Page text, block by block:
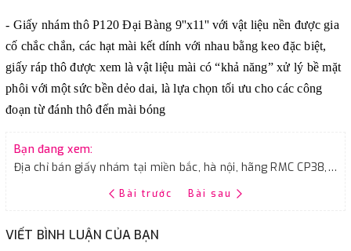
- Giấy nhám thô P120 Đại Bàng 9''x11'' với vật liệu nền được gia
cố chắc chắn, các hạt mài kết dính với nhau bằng keo đặc biệt,
giấy ráp thô được xem là vật liệu mài có “khả năng” xử lý bề mặt
phôi với một sức bền dẻo dai, là lựa chọn tối ưu cho các công
đoạn từ đánh thô đến mài bóng
Bạn đang xem:
Địa chỉ bán giấy nhám tại miền bắc, hà nội, hãng RMC CP38, độ hạt P1000
Bài trước Bài sau
VIẾT BÌNH LUẬN CỦA BẠN